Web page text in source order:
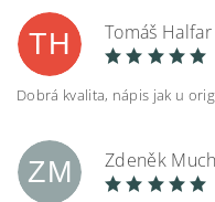
TH
Tomáš Halfar
Dobrá kvalita, nápis jak u
ZM
Zdeněk